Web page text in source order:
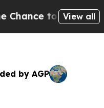
in on Publicly
View all
by AGP